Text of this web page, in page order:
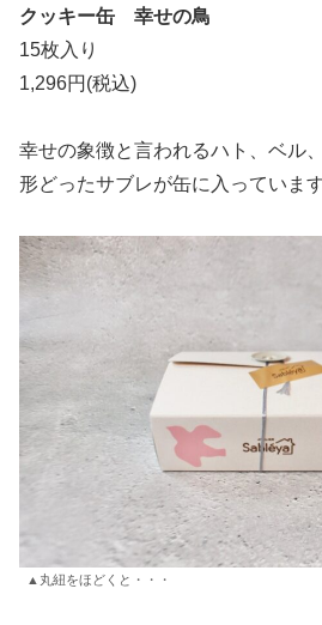
クッキー缶 幸せの鳥
15枚入り
1,296円(税込)
幸せの象徴と言われるハト、ベル
形どったサブレが缶に入っています
▲丸紐をほどくと・・・